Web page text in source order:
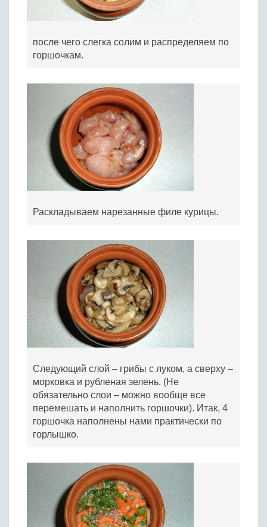
после чего слегка солим и распределяем по
горшочкам.
Раскладываем нарезанные филе курицы.
Следующий слой – грибы с луком, а сверху –
морковка и рубленая зелень. (Не
обязательно слои – можно вообще все
перемешать и наполнить горшочки). Итак, 4
горшочка наполнены нами практически по
горлышко.